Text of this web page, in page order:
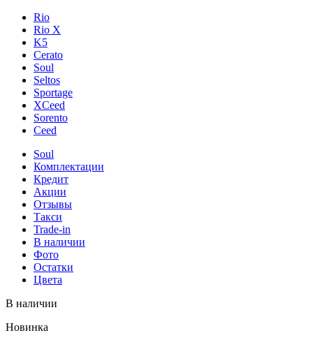
Rio
Rio X
K5
Cerato
Soul
Seltos
Sportage
XCeed
Sorento
Ceed
Soul
Комплектации
Кредит
Акции
Отзывы
Такси
Trade-in
В наличии
Фото
Остатки
Цвета
В наличии
Новинка